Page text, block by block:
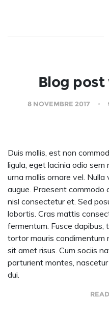
Blog
8 NOVEMBRE 2017
Duis mollis, est non
ligula, eget lacinia odio sem
urna mollis ornare vel.
augue. Praesent commodo
nisl consectetur et. Sed
lobortis. Cras mattis
fermentum. Fusce dapibus,
tortor mauris condimentum
sit amet risus. Cum sociis
parturient montes,
dui.